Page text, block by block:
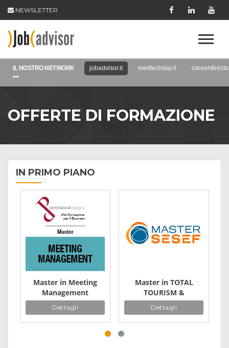
NEWSLETTER
IL NOSTRO NETWORK jobadvisor.it medtechday.it
OFFERTE DI FORMAZIONE
IN PRIMO PIANO
Master in Meeting
Management
Dettagli
Master in TOTAL
TOURISM &
Hospitality
Management
Dettagli